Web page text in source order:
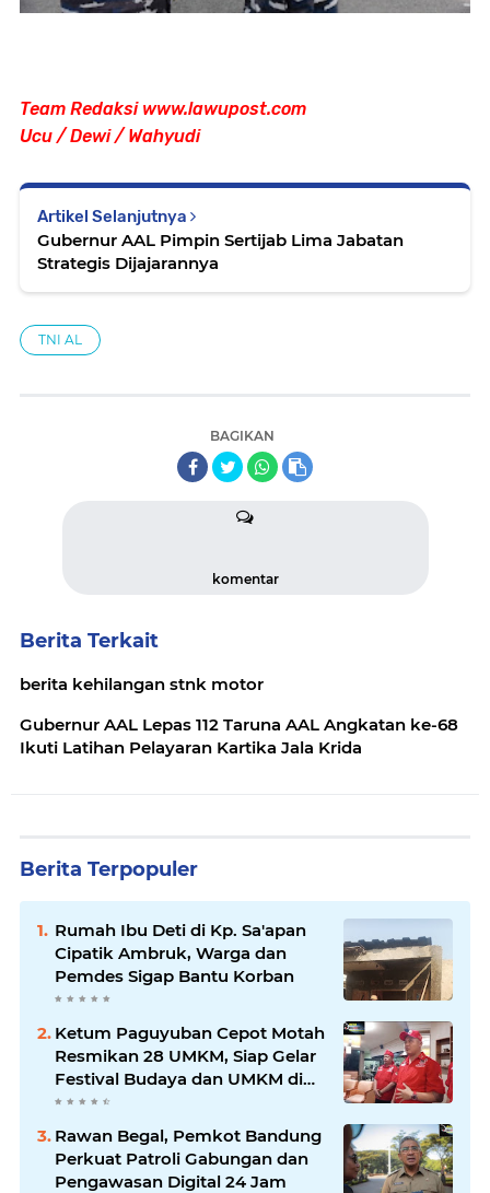
Team Redaksi www.lawupost.com
Ucu / Dewi / Wahyudi
Artikel Selanjutnya
Gubernur AAL Pimpin Sertijab Lima Jabatan
Strategis Dijajarannya
TNI AL
BAGIKAN
komentar
Berita Terkait
berita kehilangan stnk motor
Gubernur AAL Lepas 112 Taruna AAL Angkatan ke-68
Ikuti Latihan Pelayaran Kartika Jala Krida
Berita Terpopuler
Rumah Ibu Deti di Kp. Sa'apan
Cipatik Ambruk, Warga dan
Pemdes Sigap Bantu Korban
Ketum Paguyuban Cepot Motah
Resmikan 28 UMKM, Siap Gelar
Festival Budaya dan UMKM di
Jalan Braga
Rawan Begal, Pemkot Bandung
Perkuat Patroli Gabungan dan
Pengawasan Digital 24 Jam